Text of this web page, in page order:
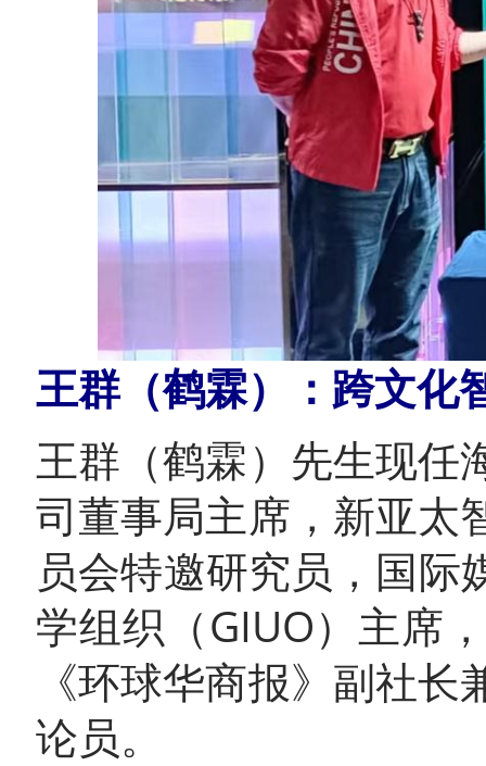
王群（鹤霖）：跨文化
王群（鹤霖）先生现任
司董事局主席，新亚太
员会特邀研究员，国
学组织（GIUO）主席
《环球华商报》副社
论员。